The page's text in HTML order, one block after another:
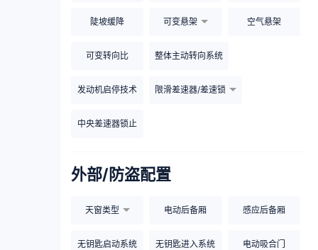
陡坡缓降 可变悬架 空气悬架
可变转向比 整体主动转向系统
发动机启停技术 限滑差速器/差速锁
中央差速器锁止
外部/防盗配置
天窗类型 电动后备厢 感应后备厢
无钥匙启动系统 无钥匙进入系统 电动吸合门